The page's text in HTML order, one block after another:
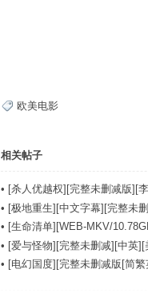
欧美电影
相关帖子
• [杀人优越权][完整未删减版][
• [极地重生][中文字幕][完整未
• [生命清单][WEB-MKV/
• [爱与怪物][完整未删减][中英
• [电幻国度][完整未删减版[简